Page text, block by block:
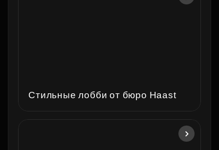
Стильные лобби от бюро Haast